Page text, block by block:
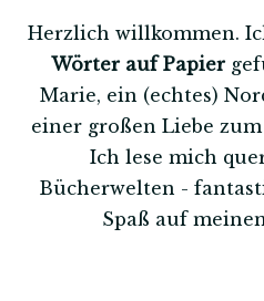
Herzlich willkommen.
Wörter auf Papier
Marie, ein (echtes)
einer großen Liebe
Ich lese mich
Bücherwelten -
Spaß auf